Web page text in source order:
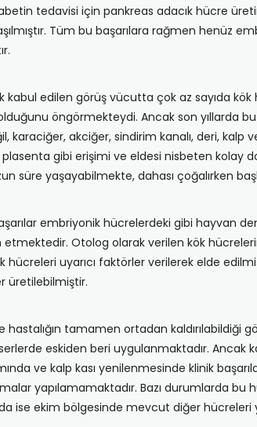
tedavisi için pankreas adacık hücre
Tüm bu başarılara rağmen henüz
kabul edilen görüş vücutta çok az sayıda
öngörmekteydi. Ancak son yıllarda
akciğer, sindirim kanalı, deri, kalp
gibi erişimi ve eldesi nisbeten kolay
süre yaşayabilmekte, dahası çoğalırken
embriyonik hücrelerdeki gibi hayvan
Otolog olarak verilen kök
hücreleri uyarıcı faktörler verilerek elde
üretilebilmiştir.
tamamen ortadan kaldırılabildiği
eskiden beri uygulanmaktadır. Ancak
ve kalp kası yenilenmesinde klinik
yapılamamaktadır. Bazı durumlarda
ise ekim bölgesinde mevcut diğer